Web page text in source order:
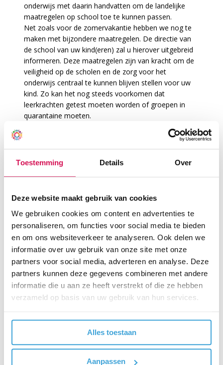
Toestemming Details Over
Deze website maakt gebruik van cookies
We gebruiken cookies om content en advertenties te
personaliseren, om functies voor social media te bieden
en om ons websiteverkeer te analyseren. Ook delen we
informatie over uw gebruik van onze site met onze
partners voor social media, adverteren en analyse. Deze
partners kunnen deze gegevens combineren met andere
informatie die u aan ze heeft verstrekt of die ze hebben
verzameld op basis van uw gebruik van hun services.
Alles toestaan
Aanpassen
onderwijs met daarin handvatten om de landelijke
maatregelen op school toe te kunnen passen.
Net zoals voor de zomervakantie hebben we nog te
maken met bijzondere maatregelen. De directie van
de school van uw kind(eren) zal u hierover uitgebreid
informeren. Deze maatregelen zijn van kracht om de
veiligheid op de scholen en de zorg voor het
onderwijs centraal te kunnen blijven stellen voor uw
kind. Zo kan het nog steeds voorkomen dat
leerkrachten getest moeten worden of groepen in
quarantaine moeten.
Ook zal de Taskforce Onderwijskwaliteit weer van zich
om corona leerachterstanden, maar wil graag dat de
ingezette ondersteuning ook structureel voor de lange
onderwijskwaliteit op de Octantscholen.
Vanaf 1 oktober start onze nieuwe directeur-
bestuurder Harry Bosma, waarover we u eerder
informeerden. Wij kijken er naar uit om met hem de
Octantscholen verder te brengen met een helder doel
voor ogen, de ontwikkeling en groei van uw
kind(eren).
We wensen iedereen heel veel succes toe in het
nieuwe schooljaar.